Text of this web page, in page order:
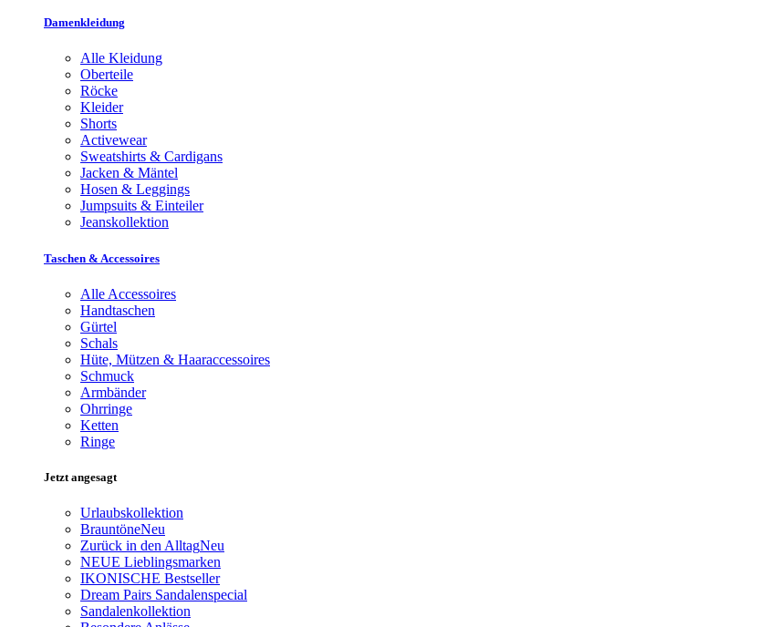
Damenkleidung
Alle Kleidung
Oberteile
Röcke
Kleider
Shorts
Activewear
Sweatshirts & Cardigans
Jacken & Mäntel
Hosen & Leggings
Jumpsuits & Einteiler
Jeanskollektion
Taschen & Accessoires
Alle Accessoires
Handtaschen
Gürtel
Schals
Hüte, Mützen & Haaraccessoires
Schmuck
Armbänder
Ohrringe
Ketten
Ringe
Jetzt angesagt
Urlaubskollektion
BrauntöneNeu
Zurück in den AlltagNeu
NEUE Lieblingsmarken
IKONISCHE Bestseller
Dream Pairs Sandalenspecial
Sandalenkollektion